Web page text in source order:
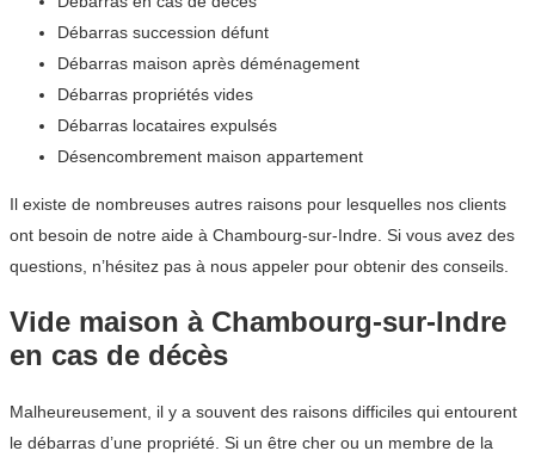
Débarras succession défunt
Débarras maison après déménagement
Débarras propriétés vides
Débarras locataires expulsés
Désencombrement maison appartement
Il existe de nombreuses autres raisons pour lesquelles nos clients
ont besoin de notre aide à Chambourg-sur-Indre. Si vous avez des
questions, n’hésitez pas à nous appeler pour obtenir des conseils.
Vide maison à Chambourg-sur-Indre
en cas de décès
Malheureusement, il y a souvent des raisons difficiles qui entourent
le débarras d’une propriété. Si un être cher ou un membre de la